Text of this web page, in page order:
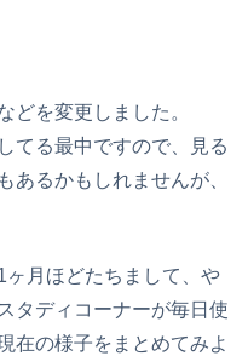
どを変更しました。
てる最中ですので、見る
あるかもしれませんが、
ヶ月ほどたちまして、や
タディコーナーが毎日使
在の様子をまとめてみよ